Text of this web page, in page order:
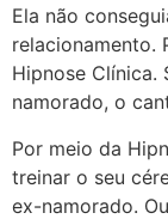
Ela não
relacionamento.
Hipnose Clínica.
namorado, o
Por meio da
treinar o seu
ex-namorado.